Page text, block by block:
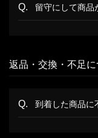
留守にして商品
返品・交換・不足に
到着した商品に